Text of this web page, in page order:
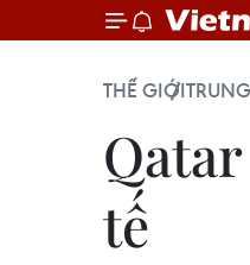
THẾ GIỚI
tế